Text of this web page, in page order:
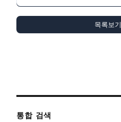
목록보기
통합 검색